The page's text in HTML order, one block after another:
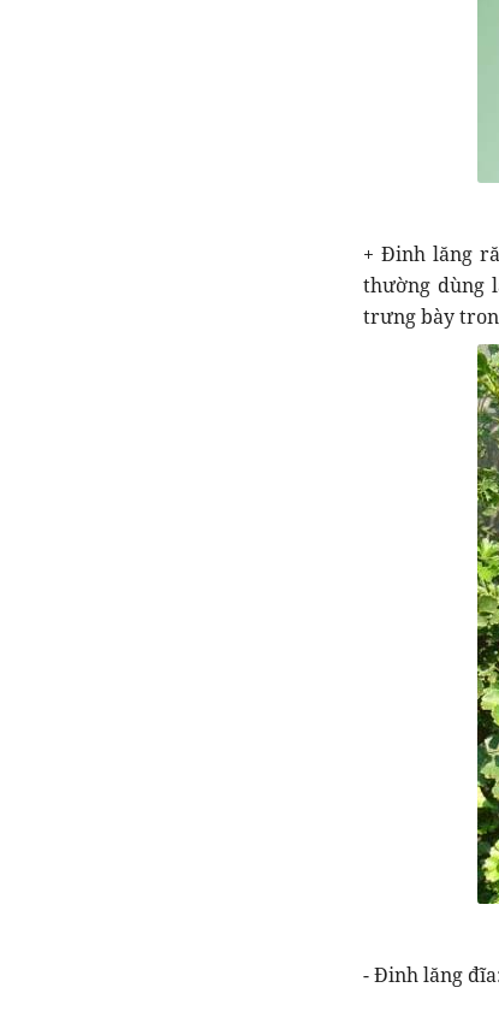
+ Đinh lăng
thường dùng
trưng bày
- Đinh lăng